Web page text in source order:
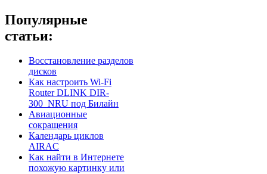
Популярные
статьи:
Восстановление разделов
дисков
Как настроить Wi-Fi
Router DLINK DIR-
300_NRU под Билайн
Авиационные
сокращения
Календарь циклов
AIRAC
Как найти в Интернете
похожую картинку или